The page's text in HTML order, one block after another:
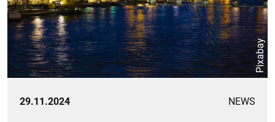
Pixabay
29.11.2024 NEWS